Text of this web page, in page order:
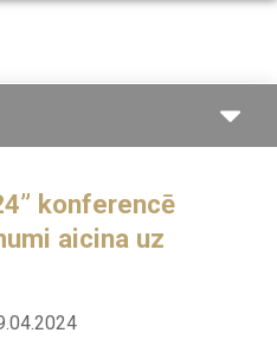
konferencē
aicina uz